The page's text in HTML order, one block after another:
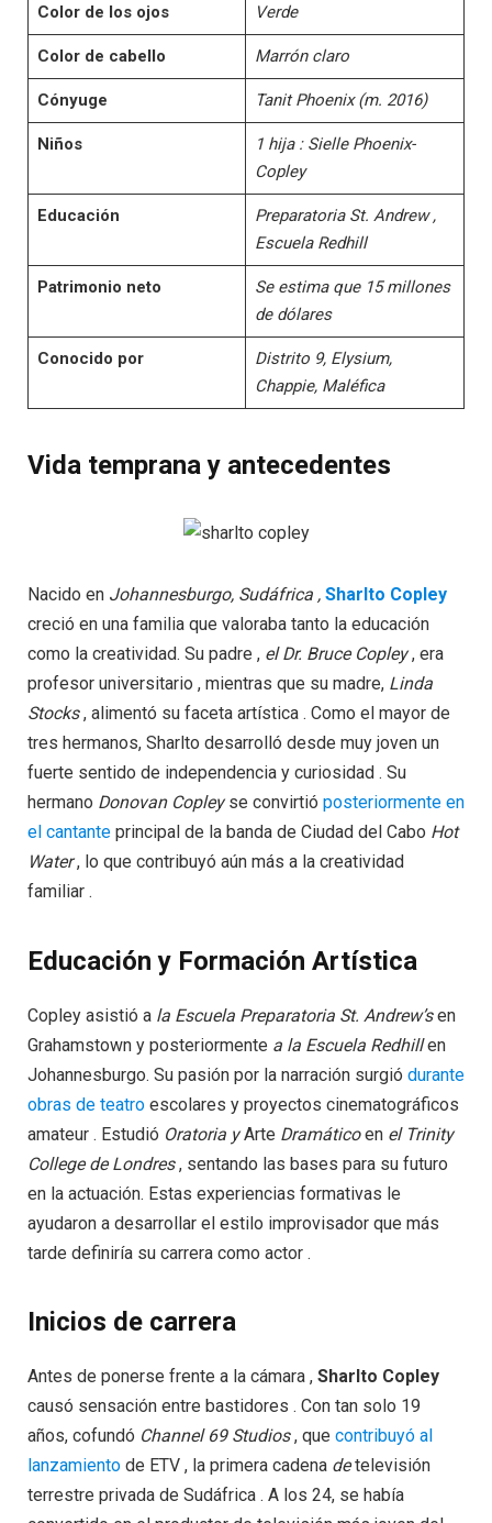
Color de los ojos Verde
Color de cabello Marrón claro
Cónyuge Tanit Phoenix (m. 2016)
Niños
1 hija : Sielle Phoenix-
Copley
Educación
Preparatoria St. Andrew ,
Escuela Redhill
Patrimonio neto
Se estima que 15 millones
de dólares
Conocido por
Distrito 9, Elysium,
Chappie, Maléfica
Vida temprana y antecedentes
Nacido en Johannesburgo, Sudáfrica , Sharlto Copley
creció en una familia que valoraba tanto la educación
como la creatividad. Su padre , el Dr. Bruce Copley, era
profesor universitario , mientras que su madre, Linda
Stocks, alimentó su faceta artística . Como el mayor de
tres hermanos, Sharlto desarrolló desde muy joven un
fuerte sentido de independencia y curiosidad . Su
hermano Donovan Copleyse convirtió posteriormente en
el cantante principal de la banda de Ciudad del Cabo Hot
Water, lo que contribuyó aún más a la creatividad
familiar .
Educación y Formación Artística
Copley asistió a la Escuela Preparatoria St. Andrew’sen
Grahamstown y posteriormente a la Escuela Redhillen
Johannesburgo. Su pasión por la narración surgió durante
obras de teatro escolares y proyectos cinematográficos
amateur . Estudió Oratoria yArte Dramáticoen el Trinity
College de Londres, sentando las bases para su futuro
en la actuación. Estas experiencias formativas le
ayudaron a desarrollar el estilo improvisador que más
tarde definiría su carrera como actor .
Inicios de carrera
Antes de ponerse frente a la cámara , Sharlto Copley
causó sensación entre bastidores . Con tan solo 19
años, cofundó Channel 69 Studios, que contribuyó al
lanzamiento de ETV , la primera cadena detelevisión
terrestre privada de Sudáfrica . A los 24, se había